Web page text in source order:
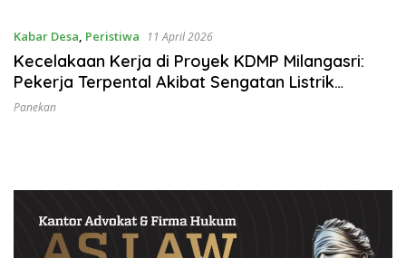
Kabar Desa, Peristiwa 11 April 2026
Kecelakaan Kerja di Proyek KDMP Milangasri:
Pekerja Terpental Akibat Sengatan Listrik
Tegangan Tinggi
Panekan